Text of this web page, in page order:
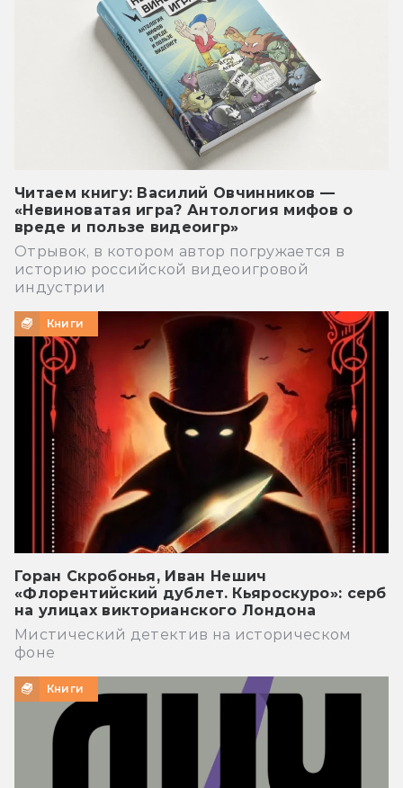
Читаем книгу: Василий Овчинников —
«Невиноватая игра? Антология мифов о
вреде и пользе видеоигр»
Отрывок, в котором автор погружается в
историю российской видеоигровой
индустрии
Книги
Горан Скробонья, Иван Нешич
«Флорентийский дублет. Кьяроскуро»: серб
на улицах викторианского Лондона
Мистический детектив на историческом
фоне
Книги